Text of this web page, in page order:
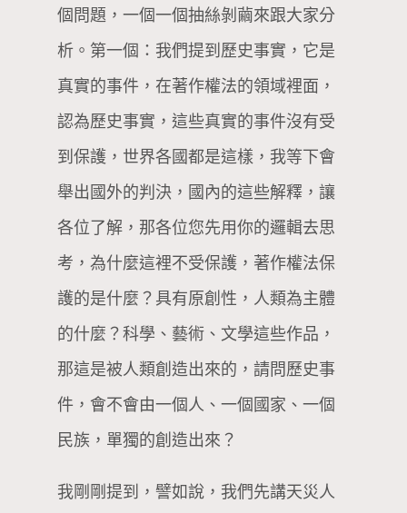
個問題，一個一個抽絲剝繭來跟大家分
析。第一個：我們提到歷史事實，它是
真實的事件，在著作權法的領域裡面，
認為歷史事實，這些真實的事件沒有受
到保護，世界各國都是這樣，我等下會
舉出國外的判決，國內的這些解釋，讓
各位了解，那各位您先用你的邏輯去思
考，為什麼這裡不受保護，著作權法保
護的是什麼？具有原創性，人類為主體
的什麼？科學、藝術、文學這些作品，
那這是被人類創造出來的，請問歷史事
件，會不會由一個人、一個國家、一個
民族，單獨的創造出來？
我剛剛提到，譬如說，我們先講天災人